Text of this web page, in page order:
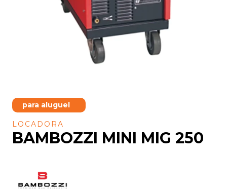
para aluguel
LOCADORA
BAMBOZZI MINI MIG 250